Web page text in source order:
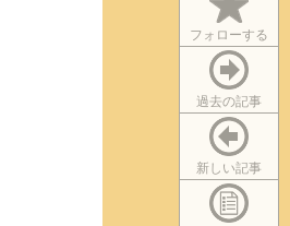
フォローする
過去の記事
新しい記事